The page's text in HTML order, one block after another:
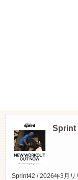
Sprint
Sprint42 / 2026年3月リ